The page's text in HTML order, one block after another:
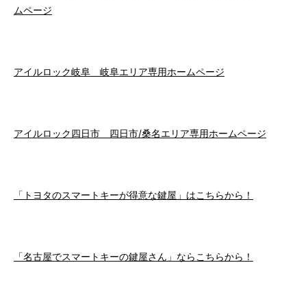
ムページ
アイルロック岐阜 岐阜エリア専用ホームページ
アイルロック四日市 四日市/桑名エリア専用ホームページ
「トヨタのスマートキーが得意な鍵屋」はこちらから！
「名古屋でスマートキーの鍵屋さん」ならこちらから！